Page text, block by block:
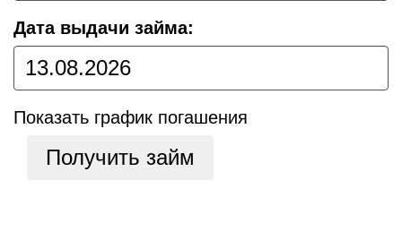
Дата выдачи займа:
Показать график погашения
Получить займ